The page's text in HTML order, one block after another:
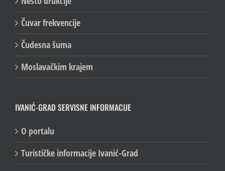
Nešto drukčije
Čuvar frekvencije
Čudesna šuma
Moslavačkim krajem
IVANIĆ-GRAD SERVISNE INFORMACIJE
O portalu
Turističke informacije Ivanić-Grad